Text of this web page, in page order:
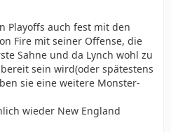
Playoffs auch fest mit den
Fire mit seiner Offense, die
Sahne und da Lynch wohl zu
sein wird(oder spätestens
sie eine weitere Monster-
wieder New England